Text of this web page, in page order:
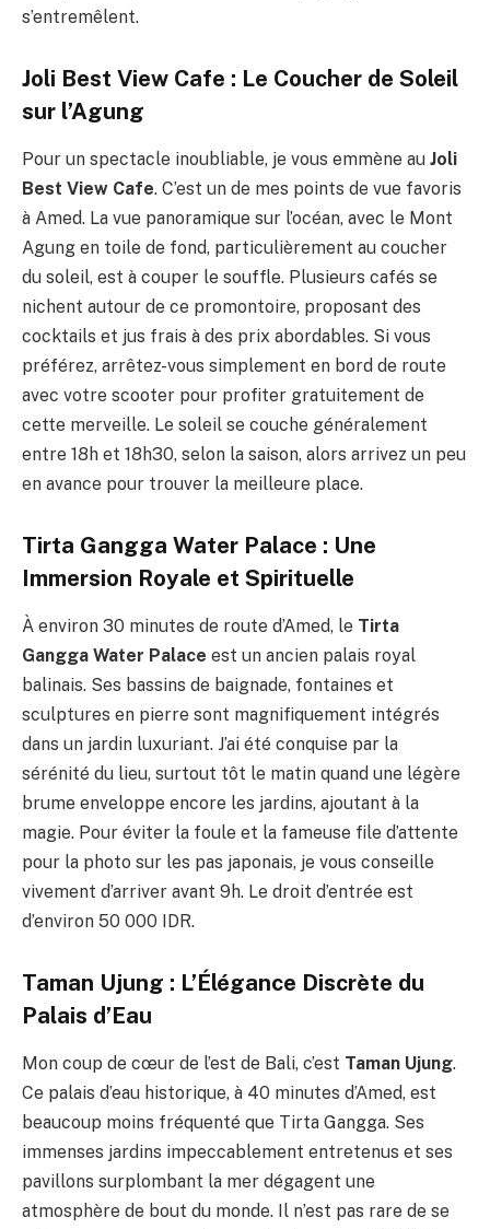
s’entremêlent.
Joli Best View Cafe : Le Coucher de Soleil
sur l’Agung
Pour un spectacle inoubliable, je vous emmène au Joli
Best View Cafe. C’est un de mes points de vue favoris
à Amed. La vue panoramique sur l’océan, avec le Mont
Agung en toile de fond, particulièrement au coucher
du soleil, est à couper le souffle. Plusieurs cafés se
nichent autour de ce promontoire, proposant des
cocktails et jus frais à des prix abordables. Si vous
préférez, arrêtez-vous simplement en bord de route
avec votre scooter pour profiter gratuitement de
cette merveille. Le soleil se couche généralement
entre 18h et 18h30, selon la saison, alors arrivez un peu
en avance pour trouver la meilleure place.
Tirta Gangga Water Palace : Une
Immersion Royale et Spirituelle
À environ 30 minutes de route d’Amed, le Tirta
Gangga Water Palace est un ancien palais royal
balinais. Ses bassins de baignade, fontaines et
sculptures en pierre sont magnifiquement intégrés
dans un jardin luxuriant. J’ai été conquise par la
sérénité du lieu, surtout tôt le matin quand une légère
brume enveloppe encore les jardins, ajoutant à la
magie. Pour éviter la foule et la fameuse file d’attente
pour la photo sur les pas japonais, je vous conseille
vivement d’arriver avant 9h. Le droit d’entrée est
d’environ 50 000 IDR.
Taman Ujung : L’Élégance Discrète du
Palais d’Eau
Mon coup de cœur de l’est de Bali, c’est Taman Ujung.
Ce palais d’eau historique, à 40 minutes d’Amed, est
beaucoup moins fréquenté que Tirta Gangga. Ses
immenses jardins impeccablement entretenus et ses
pavillons surplombant la mer dégagent une
atmosphère de bout du monde. Il n’est pas rare de se